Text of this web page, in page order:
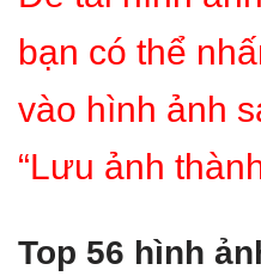
bạn có thể
vào hình ảnh
“Lưu ảnh
Top 56 hình